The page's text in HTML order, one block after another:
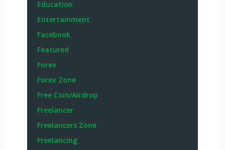
Education
Entertainment
Facebook
Featured
Forex
Forex Zone
Free Coin/Airdrop
Freelancer
Freelancers Zone
Freelancing